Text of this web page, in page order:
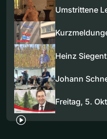
Umstrittene
Heinz
Johann
Freitag, 5.